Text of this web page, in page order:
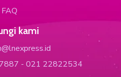
FAQ
kami
- 021 22822534